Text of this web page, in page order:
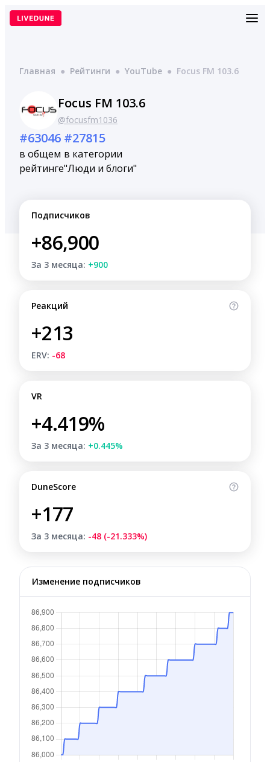
Перейти
Главная ● Рейтинги ● YouTube ● Focus FM 103.6
Focus FM 103.6
@focusfm1036
#63046
в общем
рейтинге
#27815
в категории
"Люди и блоги"
Подписчиков
+86,900
За 3 месяца: +900
Реакций
+213
ERV: -68
VR
+4.419%
За 3 месяца: +0.445%
DuneScore
+177
За 3 месяца: -48 (-21.333%)
Изменение подписчиков